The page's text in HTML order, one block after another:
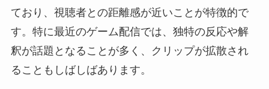
ており、視聴者との距離感が近いことが特徴的で
す。特に最近のゲーム配信では、独特の反応や解
釈が話題となることが多く、クリップが拡散され
ることもしばしばあります。